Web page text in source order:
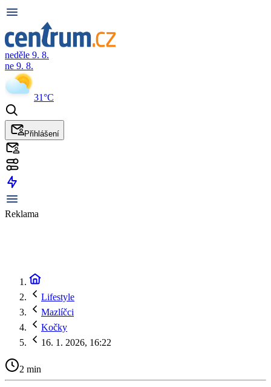
neděle 9. 8.
ne 9. 8.
31°C
Přihlášení
Reklama
Lifestyle
Mazlíčci
Kočky
16. 1. 2026, 16:22
2 min